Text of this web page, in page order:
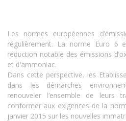
Les normes européennes
régulièrement. La norme Euro 6
réduction notable des émissions
et d'ammoniac.
Dans cette perspective, les
dans les démarches
renouveler l’ensemble de leurs
conformer aux exigences de la
janvier 2015 sur les nouvelles